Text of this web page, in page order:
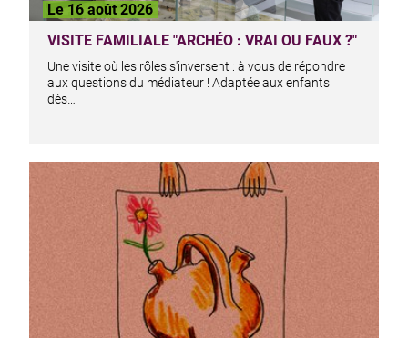
VISITE FAMILIALE "ARCHÉO : VRAI OU FAUX ?"
Le 16 août 2026
Une visite où les rôles s'inversent : à vous de répondre
aux questions du médiateur ! Adaptée aux enfants
dès…